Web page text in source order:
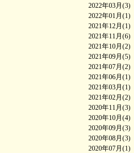
2022年03月(3)
2022年01月(1)
2021年12月(1)
2021年11月(6)
2021年10月(2)
2021年09月(5)
2021年07月(2)
2021年06月(1)
2021年03月(1)
2021年02月(2)
2020年11月(3)
2020年10月(4)
2020年09月(3)
2020年08月(3)
2020年07月(1)